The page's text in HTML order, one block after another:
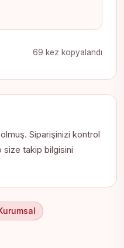
69 kez kopyalandı
olmuş. Siparişinizi kontrol
size takip bilgisini